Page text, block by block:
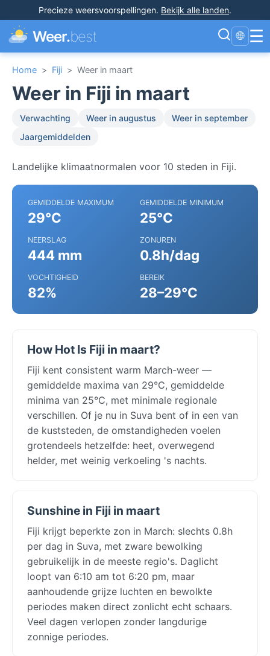
Precieze weersvoorspellingen. Bekijk alle landen.
Weer.best 🌐 ☰
Home > Fiji > Weer in maart
Weer in Fiji in maart
Verwachting Weer in augustus
Weer in september
Jaargemiddelden
Landelijke klimaatnormalen voor 10 steden in Fiji.
GEMIDDELDE MAXIMUM
29°C
GEMIDDELDE MINIMUM
25°C
NEERSLAG
444 mm
ZONUREN
0.8h/dag
VOCHTIGHEID
82%
BEREIK
28–29°C
How Hot Is Fiji in maart?
Fiji kent consistent warm March-weer —
gemiddelde maxima van 29°C, gemiddelde
minima van 25°C, met minimale regionale
verschillen. Of je nu in Suva bent of in een van
de kuststeden, de omstandigheden voelen
grotendeels hetzelfde: heet, overwegend
helder, met weinig verkoeling 's nachts.
Sunshine in Fiji in maart
Fiji krijgt beperkte zon in March: slechts 0.8h
per dag in Suva, met zware bewolking
gebruikelijk in de meeste regio's. Daglicht
loopt van 6:10 am tot 6:20 pm, maar
aanhoudende grijze luchten en bewolkte
periodes maken direct zonlicht echt schaars.
Veel dagen verlopen zonder langdurige
zonnige periodes.